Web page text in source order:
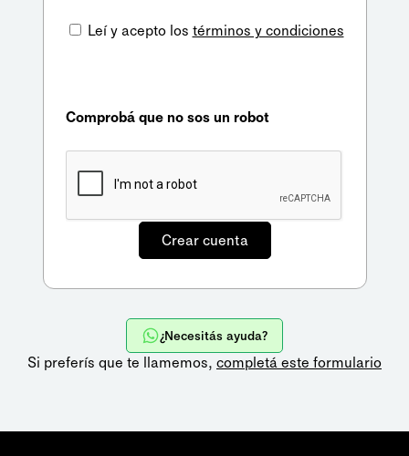
Leí y acepto los términos y condiciones
Comprobá que no sos un robot
¿Necesitás ayuda?
Si preferís que te llamemos, completá este formulario